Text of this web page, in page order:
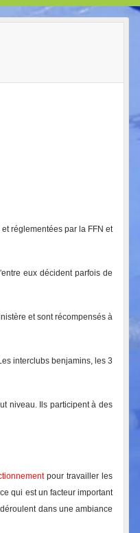
réglementées par la FFN et
eux décident parfois de
et sont récompensés à
interclubs benjamins, les 3
niveau. Ils participent à des
pour travailler les
qui est un facteur important
dans une ambiance